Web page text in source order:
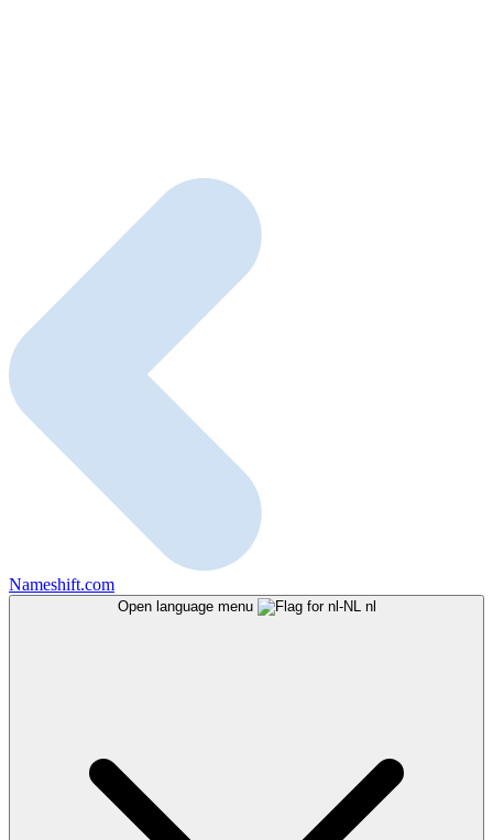
Nameshift.com
Open language menu nl